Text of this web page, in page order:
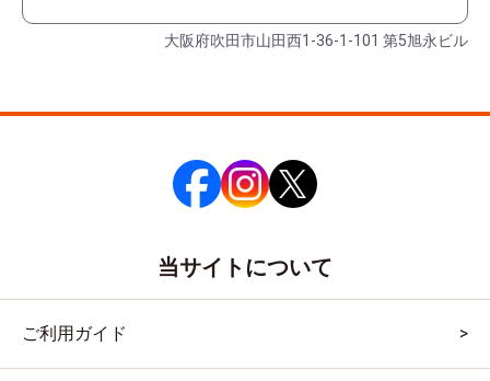
大阪府吹田市山田西1-36-1-101 第5旭永ビル
当サイトについて
ご利用ガイド